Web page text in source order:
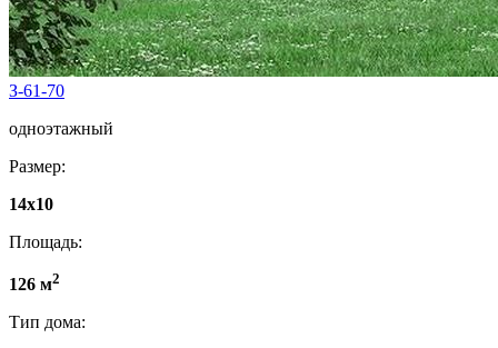
З-61-70
одноэтажный
Размер:
14x10
Площадь:
126 м2
Тип дома: